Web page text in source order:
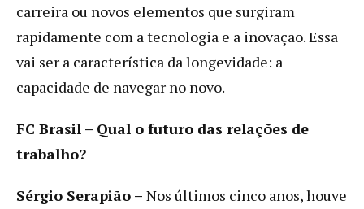
carreira ou novos elementos que surgiram
rapidamente com a tecnologia e a inovação. Essa
vai ser a característica da longevidade: a
capacidade de navegar no novo.
FC Brasil – Qual o futuro das relações de
trabalho?
Sérgio Serapião – Nos últimos cinco anos, houve